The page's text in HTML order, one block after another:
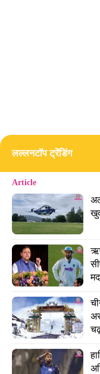
लल्लनटॉप ट्रेंडिंग
Article